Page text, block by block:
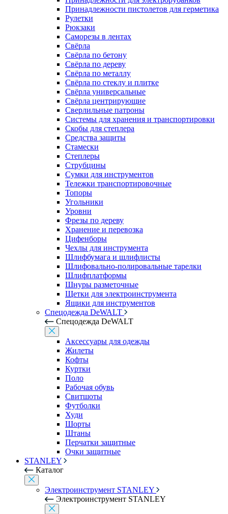
Принадлежности пистолетов для герметика
Рулетки
Рюкзаки
Саморезы в лентах
Свёрла
Свёрла по бетону
Свёрла по дереву
Свёрла по металлу
Свёрла по стеклу и плитке
Свёрла универсальные
Свёрла центрирующие
Сверлильные патроны
Системы для хранения и транспортировки
Скобы для степлера
Средства защиты
Стамески
Степлеры
Струбцины
Сумки для инструментов
Тележки транспортировочные
Топоры
Угольники
Уровни
Фрезы по дереву
Хранение и перевозка
Цифенборы
Чехлы для инструмента
Шлифбумага и шлифлисты
Шлифовально-полировальные тарелки
Шлифплатформы
Шнуры разметочные
Щетки для электроинструмента
Ящики для инструментов
Спецодежда DeWALT
Спецодежда DeWALT
Аксессуары для одежды
Жилеты
Кофты
Куртки
Поло
Рабочая обувь
Свитшоты
Футболки
Худи
Шорты
Штаны
Перчатки защитные
Очки защитные
STANLEY
Каталог
Электроинструмент STANLEY
Электроинструмент STANLEY